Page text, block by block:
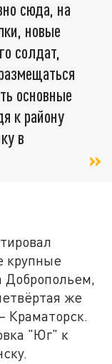
сюда, на
новые
солдат,
основные
к району
в
крупные
Добропольем,
же
Краматорск.
"Юг" к